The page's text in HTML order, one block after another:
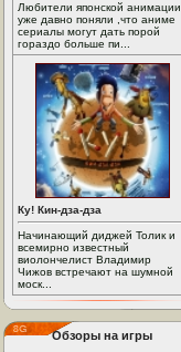
Любители японской анимации
уже давно поняли ,что аниме
сериалы могут дать порой
гораздо больше пи...
Ку! Кин-дза-дза
Начинающий диджей Толик и
всемирно известный
виолончелист Владимир
Чижов встречают на шумной
моск...
Обзоры на игры